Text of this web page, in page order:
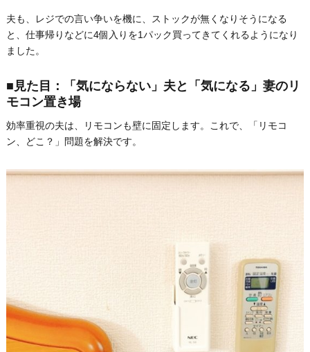
夫も、レジでの言い争いを機に、ストックが無くなりそうになる
と、仕事帰りなどに4個入りを1パック買ってきてくれるようになり
ました。
■見た目：「気にならない」夫と「気になる」妻のリ
モコン置き場
効率重視の夫は、リモコンも壁に固定します。これで、「リモコ
ン、どこ？」問題を解決です。